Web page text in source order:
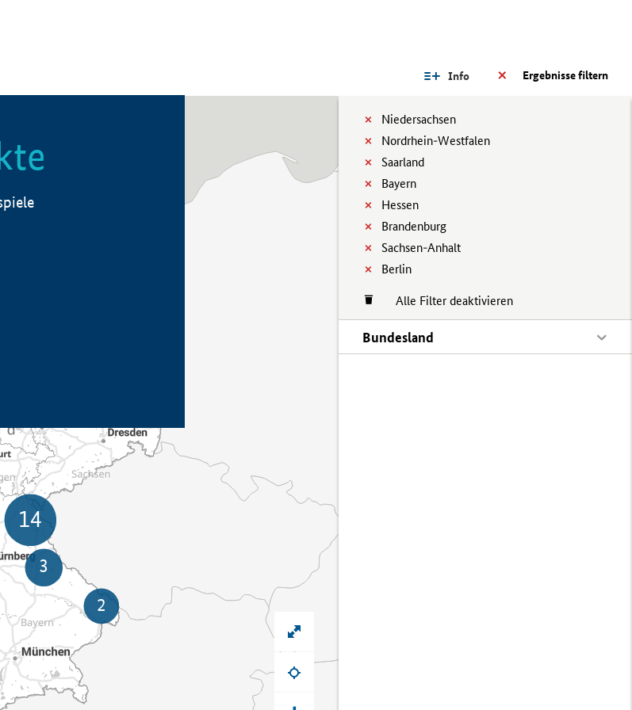
Ergebnisse filtern
Info
Niedersachsen
Nordrhein-Westfalen
Saarland
Bayern
Hessen
Brandenburg
Sachsen-Anhalt
Berlin
Alle Filter deaktivieren
Bundesland